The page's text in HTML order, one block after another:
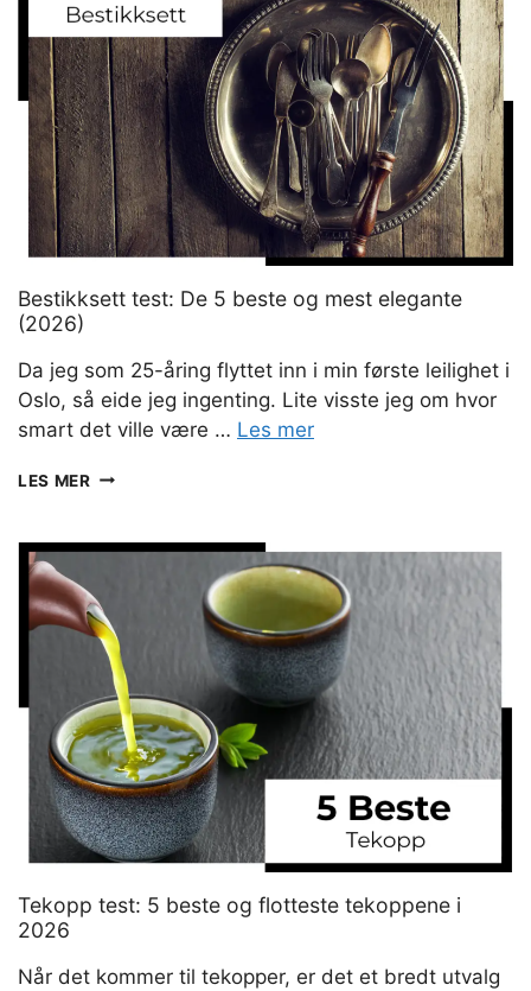
BESTE
VINKJØLERNE
Bestikksett test: De 5 beste og mest elegante
(2026)
Da jeg som 25-åring flyttet inn i min første leilighet i
Oslo, så eide jeg ingenting. Lite visste jeg om hvor
smart det ville være … Les mer
LES MERBESTIKKSETT
5
OG
MEST
ELEGANTE
(2026)
Tekopp test: 5 beste og flotteste tekoppene i
2026
Når det kommer til tekopper, er det et bredt utvalg